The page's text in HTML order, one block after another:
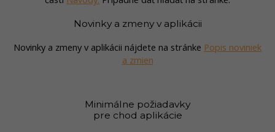
Novinky a zmeny v aplikácii
Novinky a zmeny v aplikácii nájdete na stránke Popis noviniek
a zmien
Minimálne požiadavky
pre chod aplikácie